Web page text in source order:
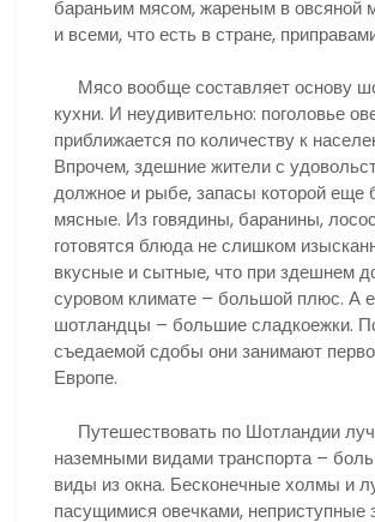
бараньим мясом, жареным в овсяной
и всеми, что есть в стране,
Мясо вообще составляет основу
кухни. И неудивительно: поголовье
приближается по количеству к
Впрочем, здешние жители с
должное и рыбе, запасы которой еще
мясные. Из говядины, баранины,
готовятся блюда не слишком
вкусные и сытные, что при здешнем
суровом климате – большой плюс. А
шотландцы – большие сладкоежки.
съедаемой сдобы они занимают
Европе.
Путешествовать по Шотландии
наземными видами транспорта –
виды из окна. Бесконечные холмы и
пасущимися овечками, неприступные